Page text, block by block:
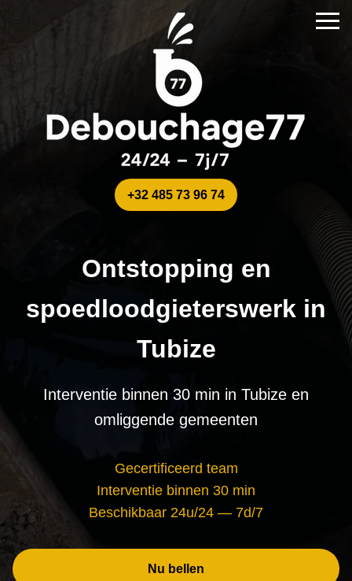
+32 485 73 96 74
Ontstopping en
spoedloodgieterswerk in
Tubize
Interventie binnen 30 min in Tubize en
omliggende gemeenten
Gecertificeerd team
Interventie binnen 30 min
Beschikbaar 24u/24 — 7d/7
Nu bellen